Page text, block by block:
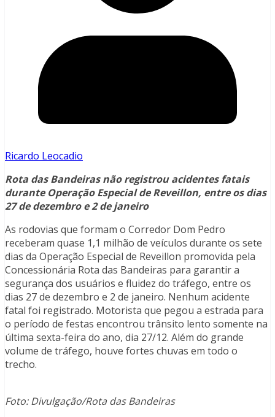
Ricardo Leocadio
Rota das Bandeiras não registrou acidentes fatais
durante Operação Especial de Reveillon, entre os dias
27 de dezembro e 2 de janeiro
As rodovias que formam o Corredor Dom Pedro
receberam quase 1,1 milhão de veículos durante os sete
dias da Operação Especial de Reveillon promovida pela
Concessionária Rota das Bandeiras para garantir a
segurança dos usuários e fluidez do tráfego, entre os
dias 27 de dezembro e 2 de janeiro. Nenhum acidente
fatal foi registrado. Motorista que pegou a estrada para
o período de festas encontrou trânsito lento somente na
última sexta-feira do ano, dia 27/12. Além do grande
volume de tráfego, houve fortes chuvas em todo o
trecho.
Foto: Divulgação/Rota das Bandeiras